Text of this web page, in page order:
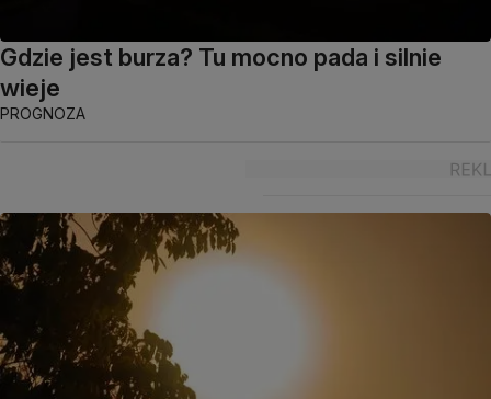
Gdzie jest burza? Tu mocno pada i silnie
wieje
PROGNOZA